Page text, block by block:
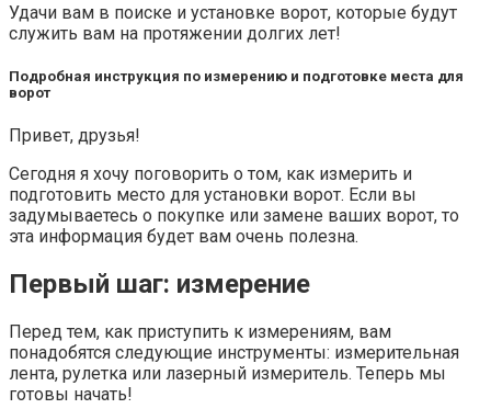
Удачи вам в поиске и установке ворот, которые будут
служить вам на протяжении долгих лет!
Подробная инструкция по измерению и подготовке места для
ворот
Привет, друзья!
Сегодня я хочу поговорить о том, как измерить и
подготовить место для установки ворот. Если вы
задумываетесь о покупке или замене ваших ворот, то
эта информация будет вам очень полезна.
Первый шаг: измерение
Перед тем, как приступить к измерениям, вам
понадобятся следующие инструменты: измерительная
лента, рулетка или лазерный измеритель. Теперь мы
готовы начать!